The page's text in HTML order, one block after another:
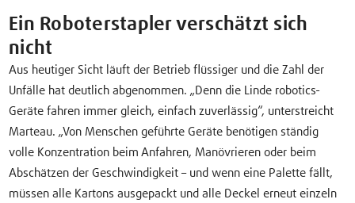
Ein Roboterstapler verschätzt sich
nicht
Aus heutiger Sicht läuft der Betrieb flüssiger und die Zahl der
Unfälle hat deutlich abgenommen. „Denn die Linde robotics-
Geräte fahren immer gleich, einfach zuverlässig“, unterstreicht
Marteau. „Von Menschen geführte Geräte benötigen ständig
volle Konzentration beim Anfahren, Manövrieren oder beim
Abschätzen der Geschwindigkeit – und wenn eine Palette fällt,
müssen alle Kartons ausgepackt und alle Deckel erneut einzeln